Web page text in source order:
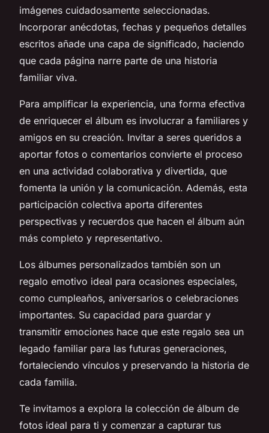
imágenes cuidadosamente seleccionadas.
Incorporar anécdotas, fechas y pequeños detalles
escritos añade una capa de significado, haciendo
que cada página narre parte de una historia
familiar viva.
Para amplificar la experiencia, una forma efectiva
de enriquecer el álbum es involucrar a familiares y
amigos en su creación. Invitar a seres queridos a
aportar fotos o comentarios convierte el proceso
en una actividad colaborativa y divertida, que
fomenta la unión y la comunicación. Además, esta
participación colectiva aporta diferentes
perspectivas y recuerdos que hacen el álbum aún
más completo y representativo.
Los álbumes personalizados también son un
regalo emotivo ideal para ocasiones especiales,
como cumpleaños, aniversarios o celebraciones
importantes. Su capacidad para guardar y
transmitir emociones hace que este regalo sea un
legado familiar para las futuras generaciones,
fortaleciendo vínculos y preservando la historia de
cada familia.
Te invitamos a explora la colección de álbum de
fotos ideal para ti y comenzar a capturar tus